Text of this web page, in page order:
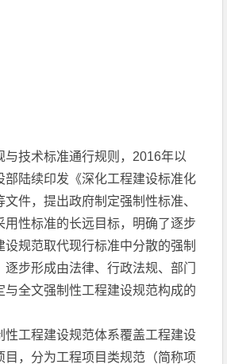
与技术标准通行规则，2016年以
部陆续印发《深化工程建设标准化
件，提出政府制定强制性标准、
用性标准的长远目标，明确了逐步
设规范取代现行标准中分散的强制
步形成由法律、行政法规、部门
与全文强制性工程建设规范构成的
性工程建设规范体系覆盖工程建设
目，分为工程项目类规范（简称项